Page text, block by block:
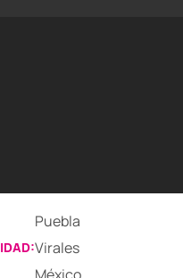
Puebla
Virales
México